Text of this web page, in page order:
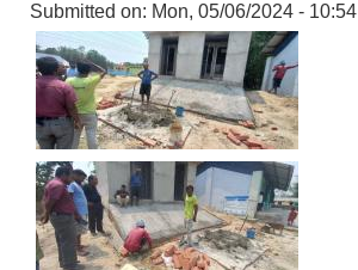
Submitted on: Mon, 05/06/2024 - 10:54